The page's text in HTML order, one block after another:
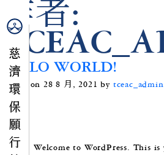
作者:
HELLO WORLD!
Posted on 28 8 月, 2021 by tceac_admin
Welcome to WordPress. This